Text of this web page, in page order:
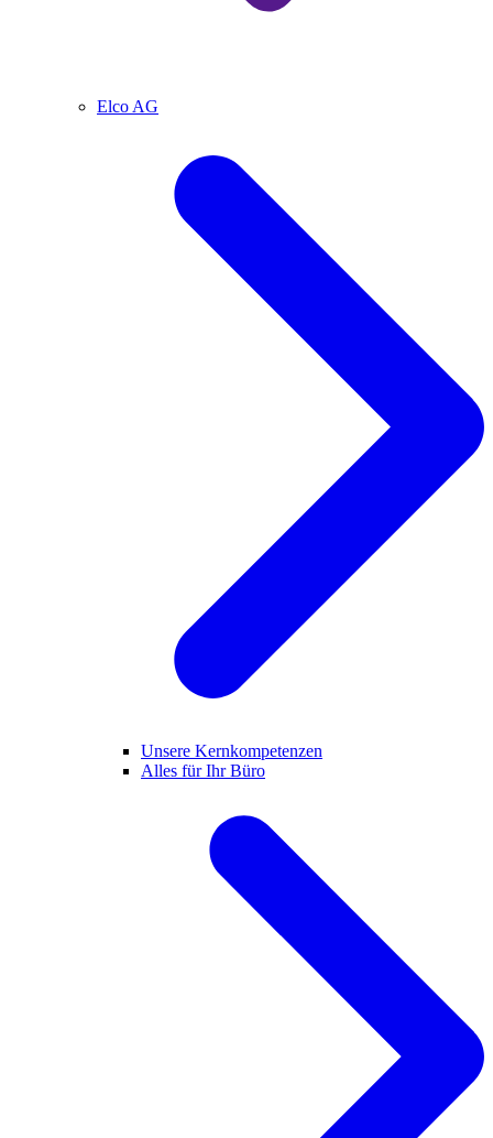
Elco AG
Unsere Kernkompetenzen
Alles für Ihr Büro